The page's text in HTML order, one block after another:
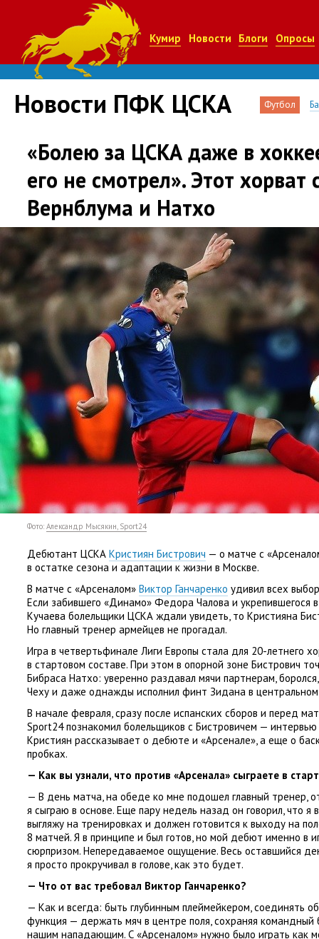
Кумир Новости Блоги Опросы
Новости ПФК ЦСКА Футбол
«Болею за ЦСКА даже в
его не смотрел». Этот хорват
Вернблума и Натхо
Фото: Александр Мысякин, Sport24
Дебютант ЦСКА Кристиян Бистрович — о матче с
в остатке сезона и адаптации к жизни в Москве.
В матче с «Арсеналом» Виктор Ганчаренко удивил всех
Если забившего «Динамо» Федора Чалова и укрепившегося
Кучаева болельщики ЦСКА ждали увидеть, то Кристияна
Но главный тренер армейцев не прогадал.
Игра в четвертьфинале Лиги Европы стала для 20-летнего
в стартовом составе. При этом в опорной зоне Бистрович
Бибраса Натхо: уверенно раздавал мячи партнерам, боролся,
Чеху и даже однажды исполнил финт Зидана в центральном
В начале февраля, сразу после испанских сборов и перед
Sport24 познакомил болельщиков с Бистровичем —
Кристиян рассказывает о дебюте и «Арсенале», а еще о
пробках.
— Как вы узнали, что против «Арсенала» сыграете в
— В день матча, на обеде ко мне подошел главный тренер,
я сыграю в основе. Еще пару недель назад он говорил, что я
выгляжу на тренировках и должен готовится к выходу на
8 матчей. Я в принципе и был готов, но мой дебют именно в
сюрпризом. Непередаваемое ощущение. Весь оставшийся
я просто прокручивал в голове, как это будет.
— Что от вас требовал Виктор Ганчаренко?
— Как и всегда: быть глубинным плеймейкером, соединять
функция — держать мяч в центре поля, сохраняя командный
нашим нападающим. С «Арсеналом» нужно было играть как